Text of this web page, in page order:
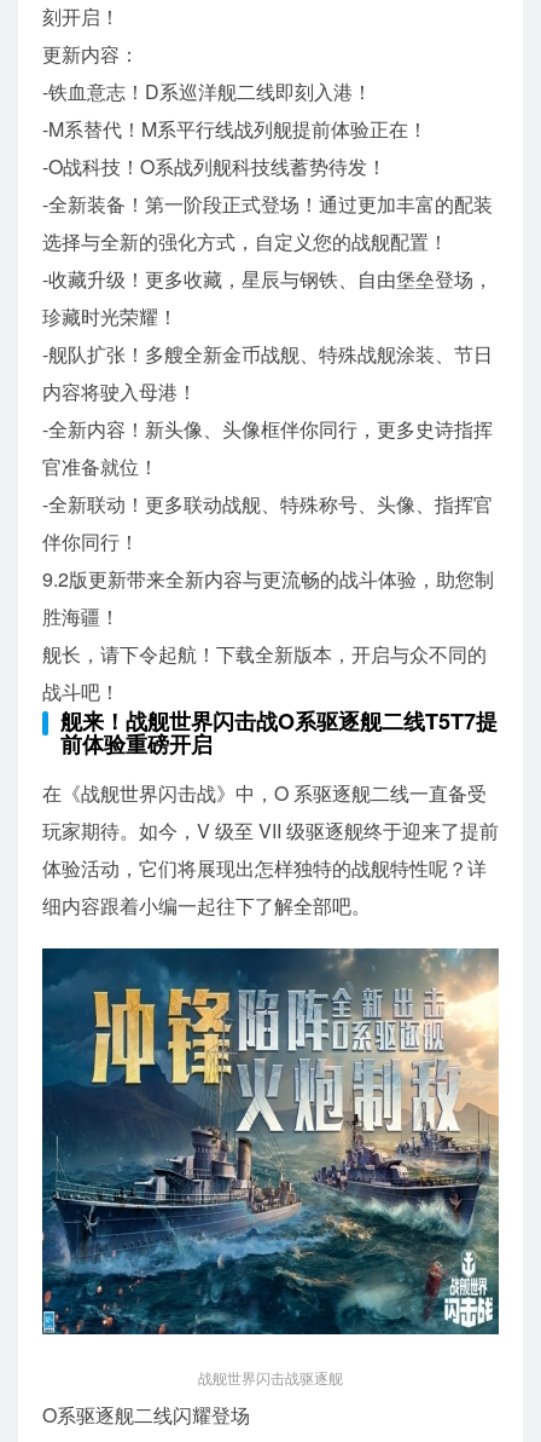
刻开启！
更新内容：
-铁血意志！D系巡洋舰二线即刻入港！
-M系替代！M系平行线战列舰提前体验正在！
-O战科技！O系战列舰科技线蓄势待发！
-全新装备！第一阶段正式登场！通过更加丰富的配装
选择与全新的强化方式，自定义您的战舰配置！
-收藏升级！更多收藏，星辰与钢铁、自由堡垒登场，
珍藏时光荣耀！
-舰队扩张！多艘全新金币战舰、特殊战舰涂装、节日
内容将驶入母港！
-全新内容！新头像、头像框伴你同行，更多史诗指挥
官准备就位！
-全新联动！更多联动战舰、特殊称号、头像、指挥官
伴你同行！
9.2版更新带来全新内容与更流畅的战斗体验，助您制
胜海疆！
舰长，请下令起航！下载全新版本，开启与众不同的
战斗吧！
舰来！战舰世界闪击战O系驱逐舰二线T5T7提
前体验重磅开启
在《战舰世界闪击战》中，O 系驱逐舰二线一直备受
玩家期待。如今，V 级至 VII 级驱逐舰终于迎来了提前
体验活动，它们将展现出怎样独特的战舰特性呢？详
细内容跟着小编一起往下了解全部吧。
战舰世界闪击战驱逐舰
O系驱逐舰二线闪耀登场